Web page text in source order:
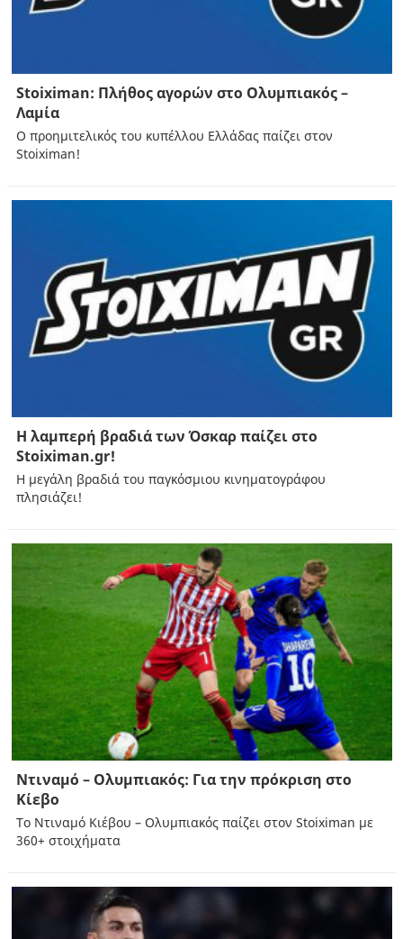
Stoiximan: Πλήθος αγορών στο Ολυμπιακός –
Λαμία
Ο προημιτελικός του κυπέλλου Ελλάδας παίζει στον
Stoiximan!
Η λαμπερή βραδιά των Όσκαρ παίζει στο
Stoiximan.gr!
Η μεγάλη βραδιά του παγκόσμιου κινηματογράφου
πλησιάζει!
Ντιναμό – Ολυμπιακός: Για την πρόκριση στο
Κίεβο
Το Ντιναμό Κιέβου – Ολυμπιακός παίζει στον Stoiximan με
360+ στοιχήματα